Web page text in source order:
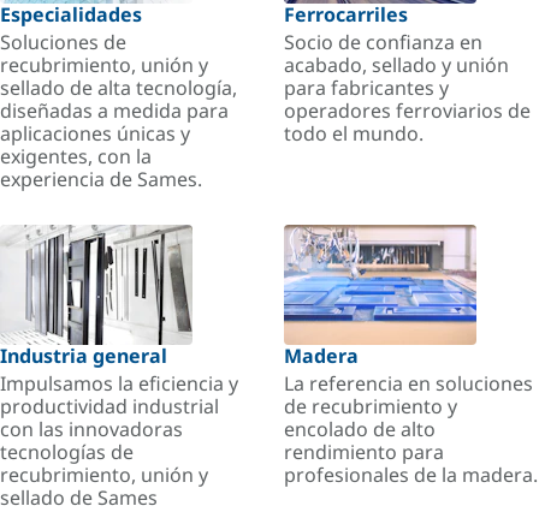
Especialidades
Soluciones de
recubrimiento, unión y
sellado de alta tecnología,
diseñadas a medida para
aplicaciones únicas y
exigentes, con la
experiencia de Sames.
Ferrocarriles
Socio de confianza en
acabado, sellado y unión
para fabricantes y
operadores ferroviarios de
todo el mundo.
Industria general
Impulsamos la eficiencia y
productividad industrial
con las innovadoras
tecnologías de
recubrimiento, unión y
sellado de Sames
Madera
La referencia en soluciones
de recubrimiento y
encolado de alto
rendimiento para
profesionales de la madera.